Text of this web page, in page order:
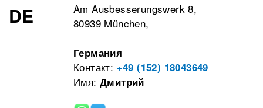
DE
Am Ausbesserungswerk 8,
80939 München,
Германия
Контакт: +49 (152) 18043649
Имя: Дмитрий